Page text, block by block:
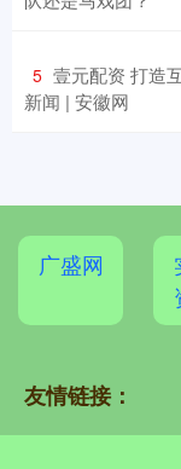
5 壹元配资 打造
新闻 | 安徽网
广盛网
友情链接：